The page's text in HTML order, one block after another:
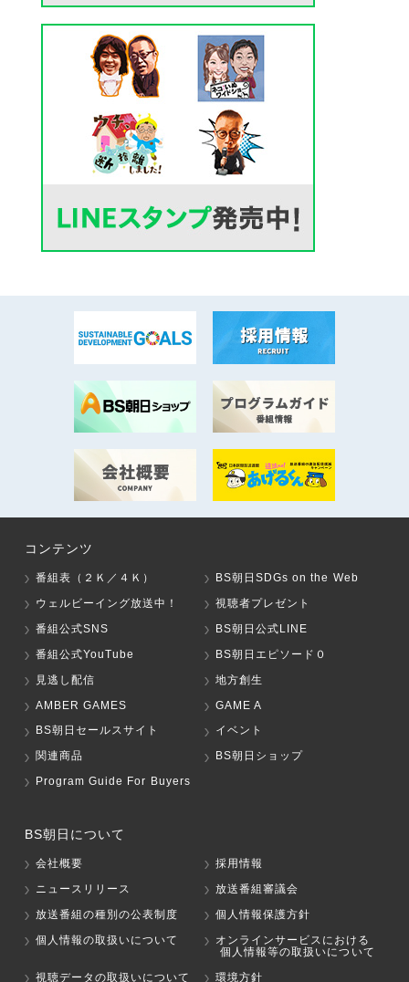
コンテンツ
番組表（２Ｋ／４Ｋ）
BS朝日SDGs on the Web
ウェルビーイング放送中！
視聴者プレゼント
番組公式SNS
BS朝日公式LINE
番組公式YouTube
BS朝日エピソード０
見逃し配信
地方創生
AMBER GAMES
GAME A
BS朝日セールスサイト
イベント
関連商品
BS朝日ショップ
Program Guide For Buyers
BS朝日について
会社概要
採用情報
ニュースリリース
放送番組審議会
放送番組の種別の公表制度
個人情報保護方針
個人情報の取扱いについて
オンラインサービスにおける
個人情報等の取扱いについて
視聴データの取扱いについて
環境方針